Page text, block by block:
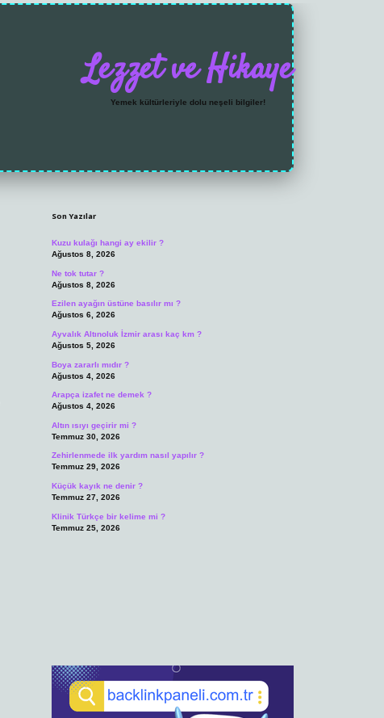
Lezzet ve Hikaye
Yemek kültürleriyle dolu neşeli bilgiler!
Sidebar
Son Yazılar
Kuzu kulağı hangi ay ekilir ?
Ağustos 8, 2026
Ne tok tutar ?
Ağustos 8, 2026
Ezilen ayağın üstüne basılır mı ?
Ağustos 6, 2026
Ayvalık Altınoluk İzmir arası kaç km ?
Ağustos 5, 2026
Boya zararlı mıdır ?
Ağustos 4, 2026
Arapça izafet ne demek ?
Ağustos 4, 2026
Altın ısıyı geçirir mi ?
Temmuz 30, 2026
Zehirlenmede ilk yardım nasıl yapılır ?
Temmuz 29, 2026
Küçük kayık ne denir ?
Temmuz 27, 2026
Klinik Türkçe bir kelime mi ?
Temmuz 25, 2026